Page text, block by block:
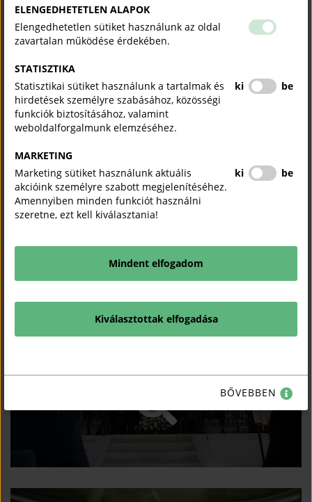
ELENGEDHETETLEN ALAPOK
Elengedhetetlen sütiket használunk az oldal
zavartalan működése érdekében.
STATISZTIKA
Statisztikai sütiket használunk a tartalmak és
hirdetések személyre szabásához, közösségi
funkciók biztosításához, valamint
weboldalforgalmunk elemzéséhez.
ki be
MARKETING
Marketing sütiket használunk aktuális
akcióink személyre szabott megjelenítéséhez.
Amennyiben minden funkciót használni
szeretne, ezt kell kiválasztania!
ki be
Mindent elfogadom
Kiválasztottak elfogadása
BŐVEBBEN